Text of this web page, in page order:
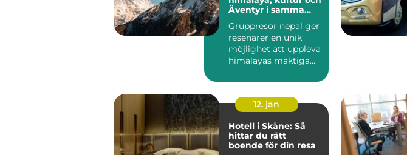
Äventyr i samma
Gruppresor nepal ger
resenärer en unik
möjlighet att uppleva
himalayas mäktiga
h...
12. jan
Hotell i Skåne: Så
hittar du rätt
boende för din resa